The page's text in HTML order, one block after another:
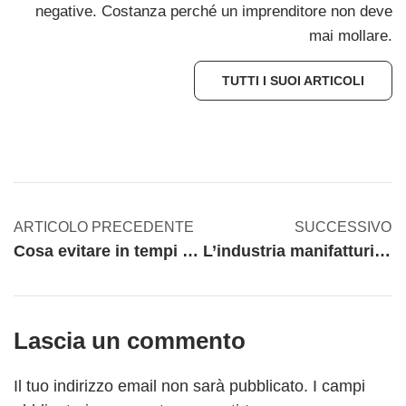
negative. Costanza perché un imprenditore non deve
mai mollare.
TUTTI I SUOI ARTICOLI
ARTICOLO PRECEDENTE
Cosa evitare in tempi di crisi – parte prima
SUCCESSIVO
L’industria manifatturiera alla ricerca della perfezione
Lascia un commento
Il tuo indirizzo email non sarà pubblicato. I campi